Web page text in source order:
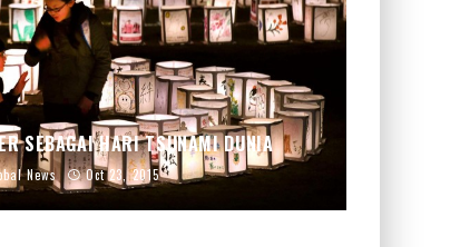
SEBAGAI HARI TSUNAMI DUNIA
News Oct 23, 2015